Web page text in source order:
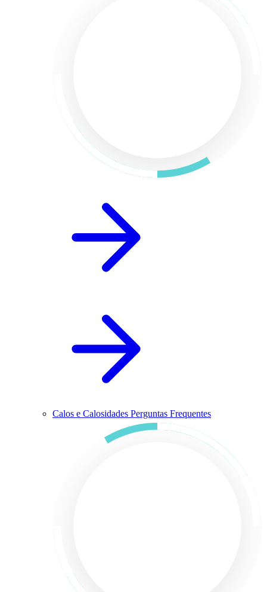
Calos e Calosidades Perguntas Frequentes